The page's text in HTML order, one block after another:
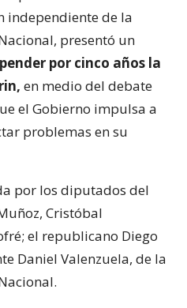
independiente de la
presentó un
por cinco años la
en medio del debate
el Gobierno impulsa a
problemas en su
por los diputados del
Cristóbal
el republicano Diego
Daniel Valenzuela, de la